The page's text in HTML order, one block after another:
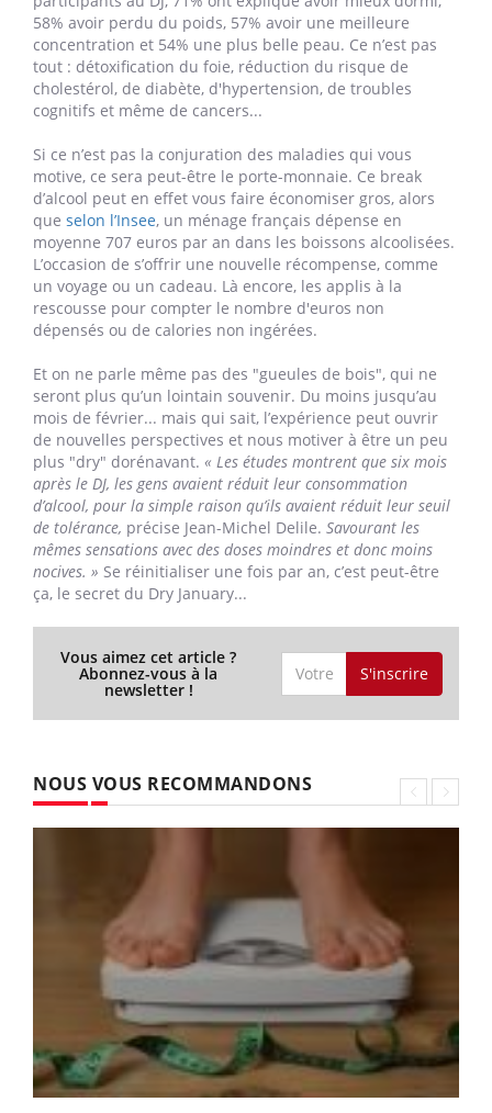
« Ce sont les 5 ou 6 premiers jours qui sont difficiles, car les
bénéfices ne sont pas immédiats. Plus on avance dans le
mois, plus les résultats deviennent évidents », assure le
psychiatre Jean-Michel Delile. Le regain d’énergie est
selon lui l’avantage numéro un du DJ.« L’alcool est
euphorisant et dynamisant, mais avec la répétition des prises
et la tolérance qui s’installe, il va avoir un effet sédatif à long
terme. Faire une pause redynamise l’organisme. » De même,
on se sentirait « plus calmes et détendus, après seulement
une semaine de diète » , ce qui aurait des effets positifs sur
le sommeil, qui déteste l’alcool. Dans uneétudemenée
par l'Université de Sussex en 2019 sur près de 3.000
participants au DJ, 71% ont expliqué avoir mieux dormi,
58% avoir perdu du poids, 57% avoir une meilleure
concentration et 54% une plus belle peau. Ce n’est pas
tout : détoxification du foie, réduction du risque de
cholestérol, de diabète, d'hypertension, de troubles
cognitifs et même de cancers...
Si ce n’est pas la conjuration des maladies qui vous
motive, ce sera peut-être le porte-monnaie. Ce break
d’alcool peut en effet vous faire économiser gros, alors
queselon l’Insee, un ménage français dépense en
moyenne 707 euros par an dans les boissons alcoolisées.
L’occasion de s’offrir une nouvelle récompense, comme
un voyage ou un cadeau. Là encore, les applis à la
rescousse pour compter le nombre d'euros non
dépensés ou de calories non ingérées.
Et on ne parle même pas des "gueules de bois", qui ne
seront plus qu’un lointain souvenir. Du moins jusqu’au
mois de février... mais qui sait, l’expérience peut ouvrir
d’alcool, pour la simple raison qu’ils avaient réduit leur seuil
de tolérance,précise Jean-Michel Delile.Savourant les
mêmes sensations avec des doses moindres et donc moins
ça, le secret du Dry January...
Vous aimez cet article ?
Abonnez-vous à la
newsletter !
S'inscrire
NOUS VOUS RECOMMANDONS